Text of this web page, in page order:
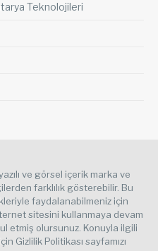
Teknolojileri
ve görsel içerik marka ve
farklılık gösterebilir. Bu
faydalanabilmeniz için
sitesini kullanmaya devam
etmiş olursunuz. Konuyla ilgili
Gizlilik Politikası sayfamızı